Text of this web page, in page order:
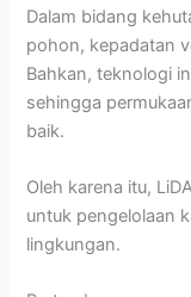
Dalam bidang
pohon, kepadatan
Bahkan, teknologi
sehingga
baik.
Oleh karena itu,
untuk pengelolaan
lingkungan.